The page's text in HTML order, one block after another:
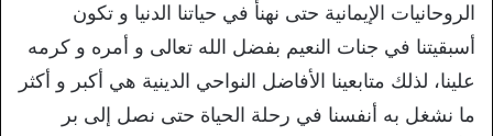
الروحانيات الإيمانية حتى نهنأ في حياتنا الدنيا و تكون
أسبقيتنا في جنات النعيم بفضل الله تعالى و أمره و كرمه
علينا، لذلك متابعينا الأفاضل النواحي الدينية هي أكبر و أكثر
ما نشغل به أنفسنا في رحلة الحياة حتى نصل إلى بر